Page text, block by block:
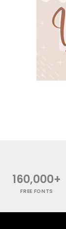
160,000+
FREE FONTS